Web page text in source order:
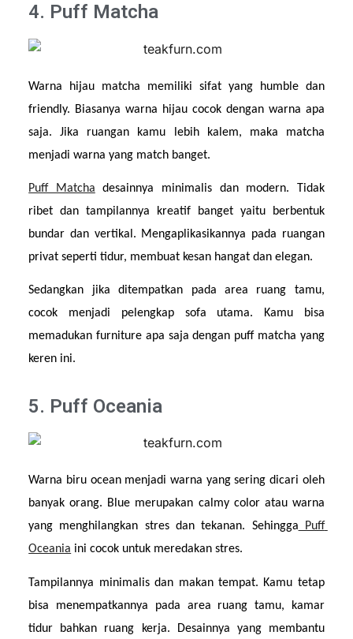
4. Puff Matcha
Warna hijau matcha memiliki sifat yang humble dan
friendly. Biasanya warna hijau cocok dengan warna apa
saja. Jika ruangan kamu lebih kalem, maka matcha
menjadi warna yang match banget.
Puff Matcha desainnya minimalis dan modern. Tidak
ribet dan tampilannya kreatif banget yaitu berbentuk
bundar dan vertikal. Mengaplikasikannya pada ruangan
privat seperti tidur, membuat kesan hangat dan elegan.
Sedangkan jika ditempatkan pada area ruang tamu,
cocok menjadi pelengkap sofa utama. Kamu bisa
memadukan furniture apa saja dengan puff matcha yang
keren ini.
5. Puff Oceania
Warna biru ocean menjadi warna yang sering dicari oleh
banyak orang. Blue merupakan calmy color atau warna
yang menghilangkan stres dan tekanan. Sehingga Puff
Oceania ini cocok untuk meredakan stres.
Tampilannya minimalis dan makan tempat. Kamu tetap
bisa menempatkannya pada area ruang tamu, kamar
tidur bahkan ruang kerja. Desainnya yang membantu